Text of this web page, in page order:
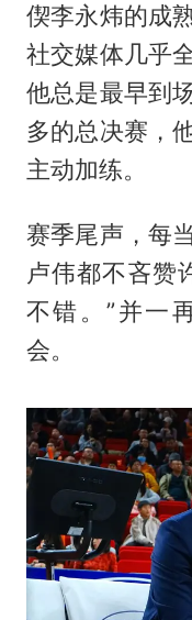
偰李永炜的成
社交媒体几乎
他总是最早到
多的总决赛，
主动加练。
赛季尾声，每
卢伟都不吝赞
不错。”并一
会。